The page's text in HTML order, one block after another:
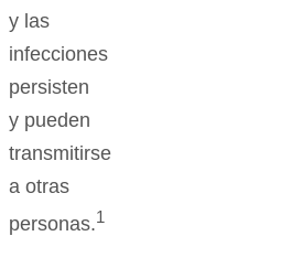
y las
infecciones
persisten
y pueden
transmitirse
a otras
personas.1